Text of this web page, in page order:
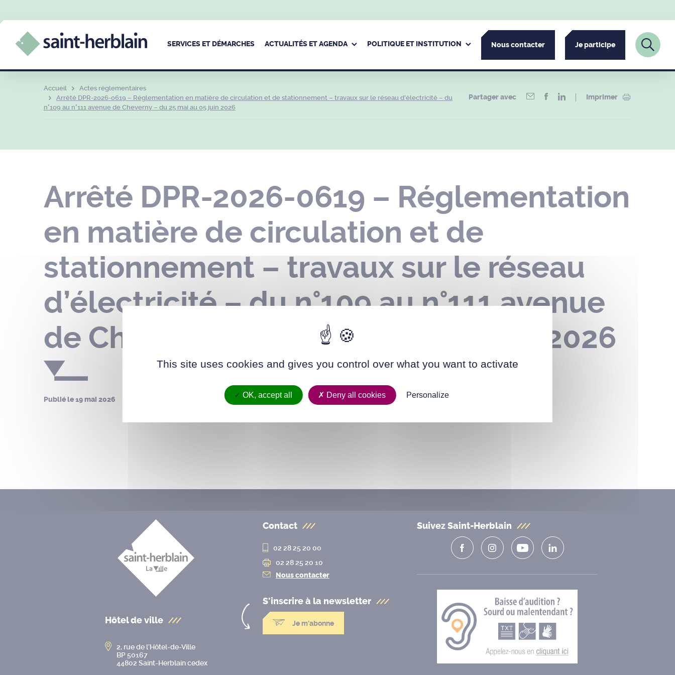
SERVICES ET DÉMARCHES ACTUALITÉS ET AGENDA POLITIQUE ET INSTITUTION Nous contacter Je participe
Accueil
Actes réglementaires
Arrêté DPR-2026-0619 – Réglementation en matière de circulation et de stationnement – travaux sur le réseau d’électricité – du
n°109 au n°111 avenue de Cheverny – du 25 mai au 05 juin 2026
Partager avec Imprimer
Arrêté DPR-2026-0619 – Réglementation
en matière de circulation et de
stationnement – travaux sur le réseau
d’électricité – du n°109 au n°111 avenue
de Cheverny – du 25 mai au 05 juin 2026
Publié le19 mai 2026
Hôtel de ville
2, rue de l’Hôtel-de-Ville
BP 50167
44802 Saint-Herblain cedex
Contact
02 28 25 20 00
02 28 25 20 10
Nous contacter
S'inscrire à la newsletter
Je m'abonne
Suivez Saint-Herblain
This site uses cookies and gives you control over what you want to activate
OK, accept all Deny all cookies Personalize